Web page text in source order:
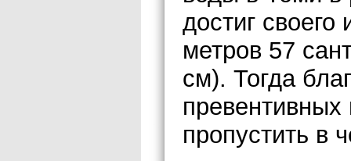
достиг
метров 57
см). Тогда
пропустить в